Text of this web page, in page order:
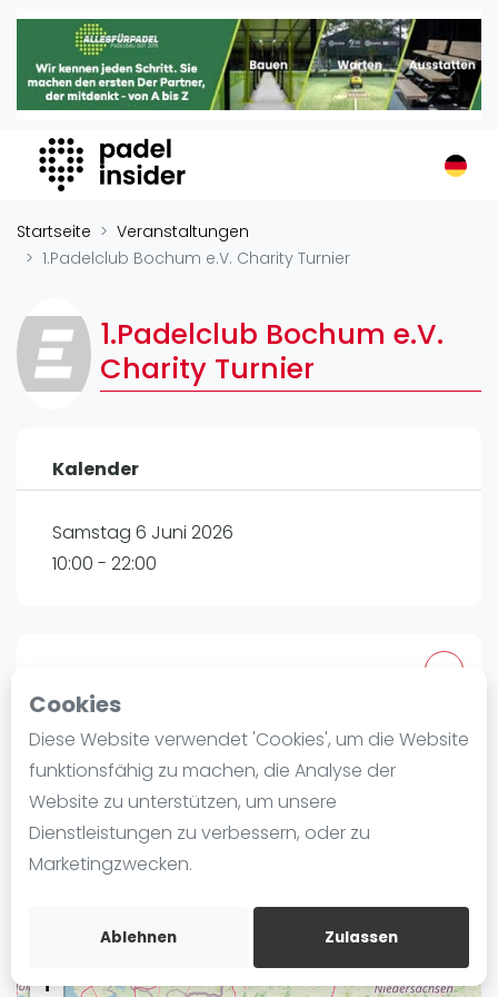
Cookies
Diese Website verwendet 'Cookies', um die Website
funktionsfähig zu machen, die Analyse der
Website zu unterstützen, um unsere
Dienstleistungen zu verbessern, oder zu
Marketingzwecken.
Ablehnen Zulassen
Padel Insider
Home
Organisationen
Buchungssysteme
Padel-Shops
Padel-Marken
Verschiedenes
Veranstaltungen
Playtomic
Ranking
Männer
Blog
Die Geschichte von Padel
Regeln und Punktzählung
Padel Schläge
Video
Startseite
Veranstaltungen
1.Padelclub Bochum e.V. Charity Turnier
1.Padelclub Bochum e.V.
Charity Turnier
Kalender
Samstag 6 Juni 2026
10:00 - 22:00
1. Padelclub Bochum
Am Leithenhaus 14 44892 Bochum, Germany
Routebeschrijving
rankedin.com
Marcel Maltritz
+